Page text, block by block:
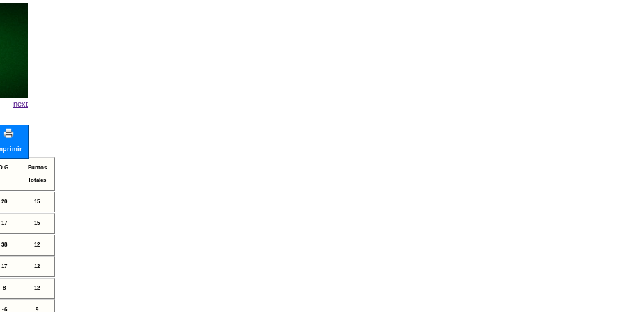
next
Puntos
Totales
20 15
17 15
38 12
17 12
8 12
-6 9